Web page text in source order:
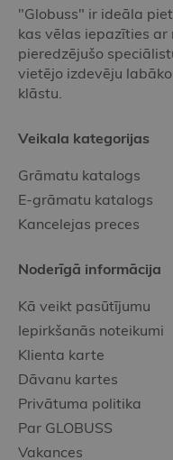
"Globuss" ir ideāla
kas vēlas iepazīties ar
pieredzējušo
vietējo izdevēju
klāstu.
Veikala kategorijas
Grāmatu katalogs
E-grāmatu katalogs
Kancelejas preces
Noderīgā informācija
Kā veikt pasūtījumu
Iepirkšanās noteikumi
Klienta karte
Dāvanu kartes
Privātuma politika
Par GLOBUSS
Vakances